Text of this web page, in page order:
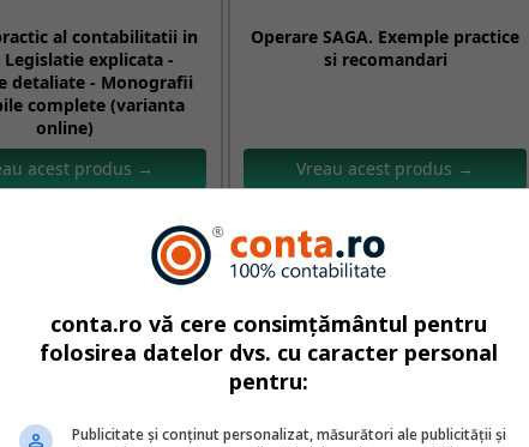
al contabilitatii in
Legislatie explicata -
detaliate - Monografii
complete (varianta
online)
acest produs →
Operare SAGA. Exemple practice
si recomandari
Vreau acest produs →
de stat:
Ghiseul.ro.
persoanele fizice inregistrate in Spatiul Privat Virtual
contului de subscriere, subscrierea propriu-zisa
un cont bancar. Detalii suplimentare sunt disponibile
Trezoreriei Statului.
conta.ro vă cere consimțământul pentru
folosirea datelor dvs. cu caracter personal
pentru:
Publicitate și conținut personalizat, măsurători ale publicității și